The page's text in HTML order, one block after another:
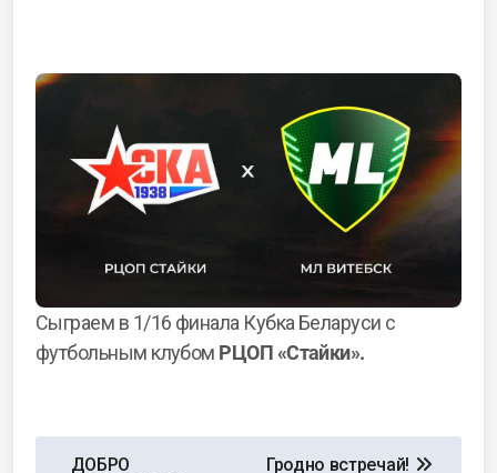
Сыграем в 1/16 финала Кубка Беларуси с
футбольным клубом РЦОП «Стайки».
ДОБРО
Гродно встречай!